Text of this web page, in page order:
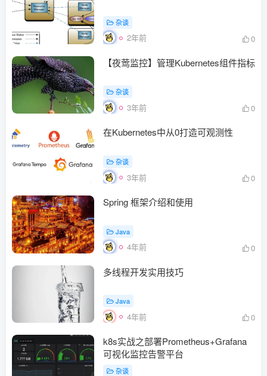
杂谈
2年前 0
【夜莺监控】管理Kubernetes组件指标
杂谈
3年前 0
在Kubernetes中从0打造可观测性
杂谈
3年前 0
Spring 框架介绍和使用
Java
4年前 0
多线程开发实用技巧
Java
4年前 0
k8s实战之部署Prometheus+Grafana
可视化监控告警平台
杂谈